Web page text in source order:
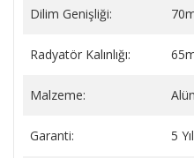
Dilim Genişliği:
Radyatör Kalınlığı:
Malzeme:
Garanti: 5 Yıl